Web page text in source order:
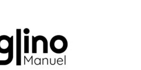
al
contenido